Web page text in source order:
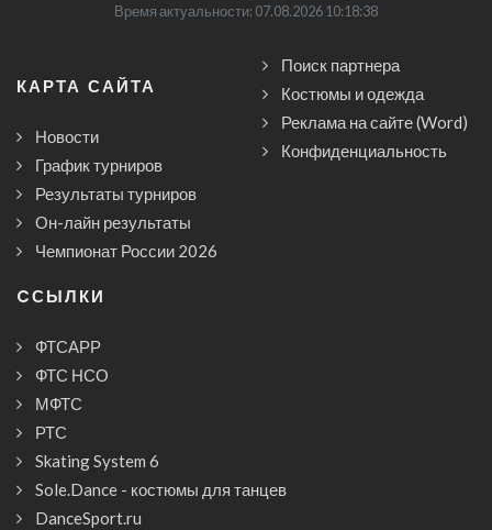
Время актуальности: 07.08.2026 10:18:38
КАРТА САЙТА
Новости
График турниров
Результаты турниров
Он-лайн результаты
Чемпионат России 2026
Поиск партнера
Костюмы и одежда
Реклама на сайте (Word)
Конфиденциальность
CСЫЛКИ
ФТСАРР
ФТС НСО
МФТС
РТС
Skating System 6
Sole.Dance - костюмы для танцев
DanceSport.ru